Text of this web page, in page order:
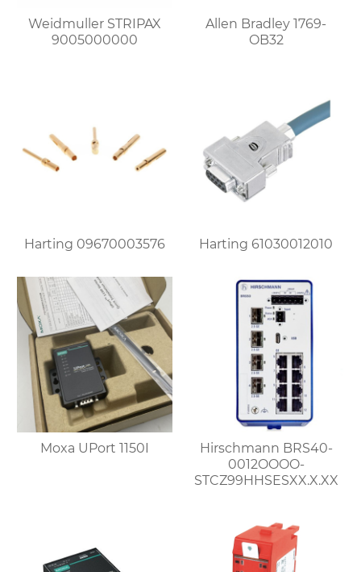
Weidmuller STRIPAX
9005000000
Allen Bradley 1769-
OB32
Harting 09670003576 Harting 61030012010
Moxa UPort 1150I
Hirschmann BRS40-
0012OOOO-
STCZ99HHSESXX.X.XX